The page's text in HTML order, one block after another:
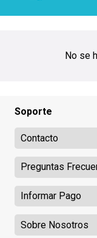
No se
Soporte
Contacto
Preguntas
Informar Pago
Sobre Nosotros